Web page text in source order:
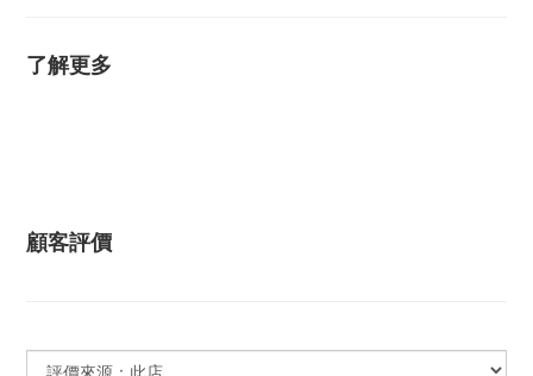
了解更多
顧客評價